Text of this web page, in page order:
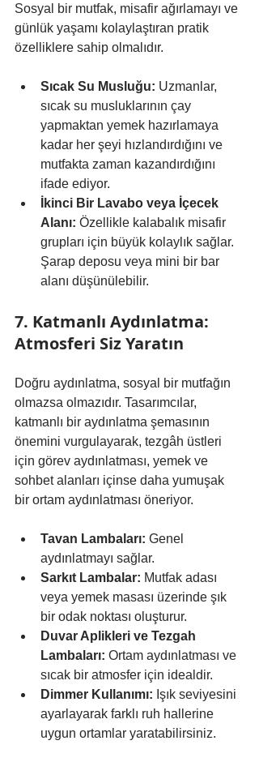
Sosyal bir mutfak, misafir ağırlamayı ve
günlük yaşamı kolaylaştıran pratik
özelliklere sahip olmalıdır.
Sıcak Su Musluğu: Uzmanlar,
sıcak su musluklarının çay
yapmaktan yemek hazırlamaya
kadar her şeyi hızlandırdığını ve
mutfakta zaman kazandırdığını
ifade ediyor.
İkinci Bir Lavabo veya İçecek
Alanı: Özellikle kalabalık misafir
grupları için büyük kolaylık sağlar.
Şarap deposu veya mini bir bar
alanı düşünülebilir.
7. Katmanlı Aydınlatma:
Atmosferi Siz Yaratın
Doğru aydınlatma, sosyal bir mutfağın
olmazsa olmazıdır. Tasarımcılar,
katmanlı bir aydınlatma şemasının
önemini vurgulayarak, tezgâh üstleri
için görev aydınlatması, yemek ve
sohbet alanları içinse daha yumuşak
bir ortam aydınlatması öneriyor.
Tavan Lambaları: Genel
aydınlatmayı sağlar.
Sarkıt Lambalar: Mutfak adası
veya yemek masası üzerinde şık
bir odak noktası oluşturur.
Duvar Aplikleri ve Tezgah
Lambaları: Ortam aydınlatması ve
sıcak bir atmosfer için idealdir.
Dimmer Kullanımı: Işık seviyesini
ayarlayarak farklı ruh hallerine
uygun ortamlar yaratabilirsiniz.